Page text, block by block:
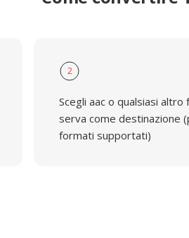
2
Scegli aac o qualsiasi
serva come destinazione
formati supportati)